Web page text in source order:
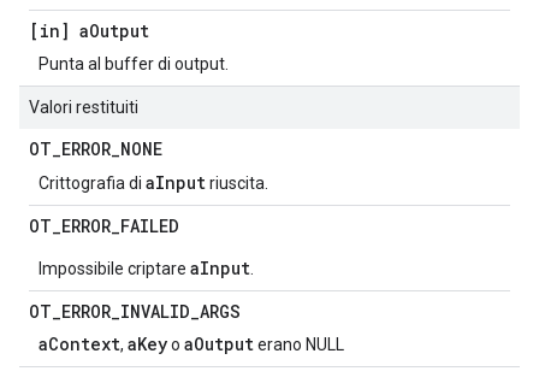
[in] aOutput
Punta al buffer di output.
Valori restituiti
OT_ERROR_NONE
Crittografia di aInputriuscita.
OT_ERROR_FAILED
Impossibile criptare aInput
OT_ERROR_INVALID_ARGS
aContext, aKeyo aOutputerano NULL